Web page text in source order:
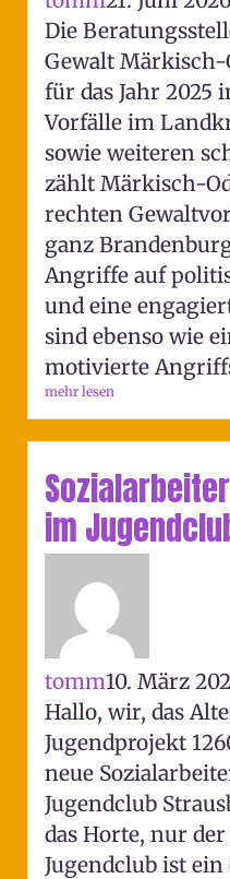
Die
Gewalt
für das Jahr 2025
Vorfälle im
sowie weiteren
zählt Märkisch-
rechten
ganz
Angriffe auf
und eine
sind ebenso wie
motivierte
mehr lesen
im
tomm10. März
Hallo, wir, das
Jugendprojekt
neue
Jugendclub
das Horte, nur
Jugendclub ist